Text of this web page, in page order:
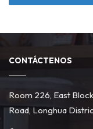
CONTÁCTENOS
Room 226, East
Road, Longhua